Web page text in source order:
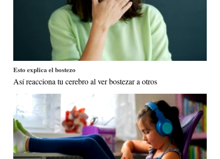
Esto explica el bostezo
Así reacciona tu cerebro al ver bostezar a otros